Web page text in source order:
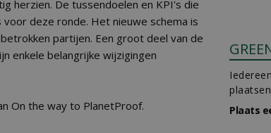
herzien. De tussendoelen en KPI's die
deze ronde. Het nieuwe schema is
partijen. Een groot deel van de
enkele belangrijke wijzigingen
On the way to PlanetProof.
Plaats